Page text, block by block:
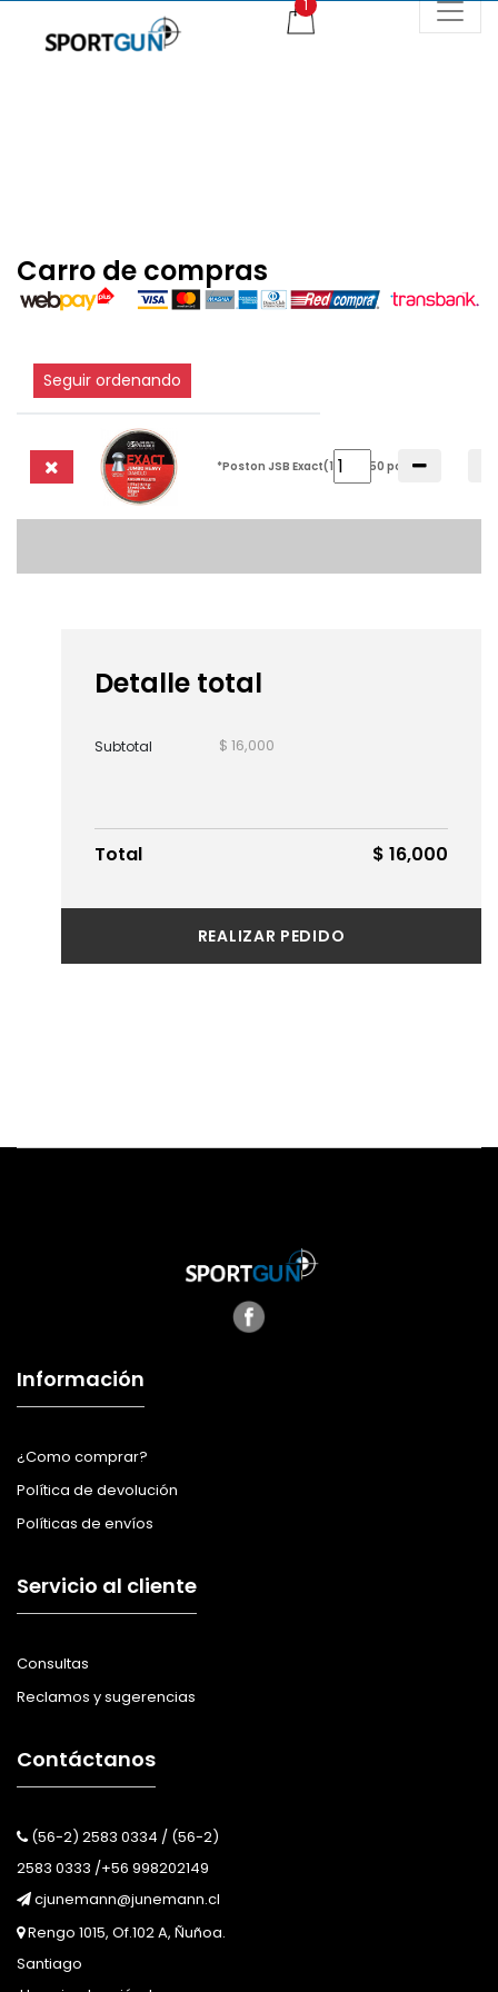
Carro de compras
Seguir ordenando
*Poston JSB Exact(18,13)250 pcs
Detalle total
Subtotal $ 16,000
Total $ 16,000
REALIZAR PEDIDO
Información
¿Como comprar?
Política de devolución
Políticas de envíos
Servicio al cliente
Consultas
Reclamos y sugerencias
Contáctanos
(56-2) 2583 0334 / (56-2)
2583 0333 /+56 998202149
cjunemann@junemann.cl
Rengo 1015, Of.102 A, Ñuñoa.
Santiago